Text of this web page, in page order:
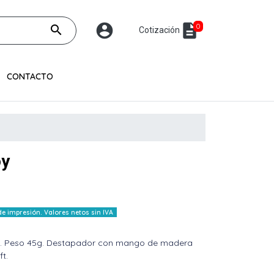
search account_circle Cotización description0
CONTACTO
impresión. Valores netos sin IVA
Peso 45g. Destapador con mango de madera